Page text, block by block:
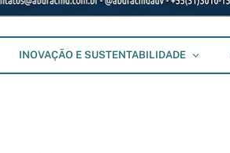
INOVAÇÃO E SUSTENTABILIDADE